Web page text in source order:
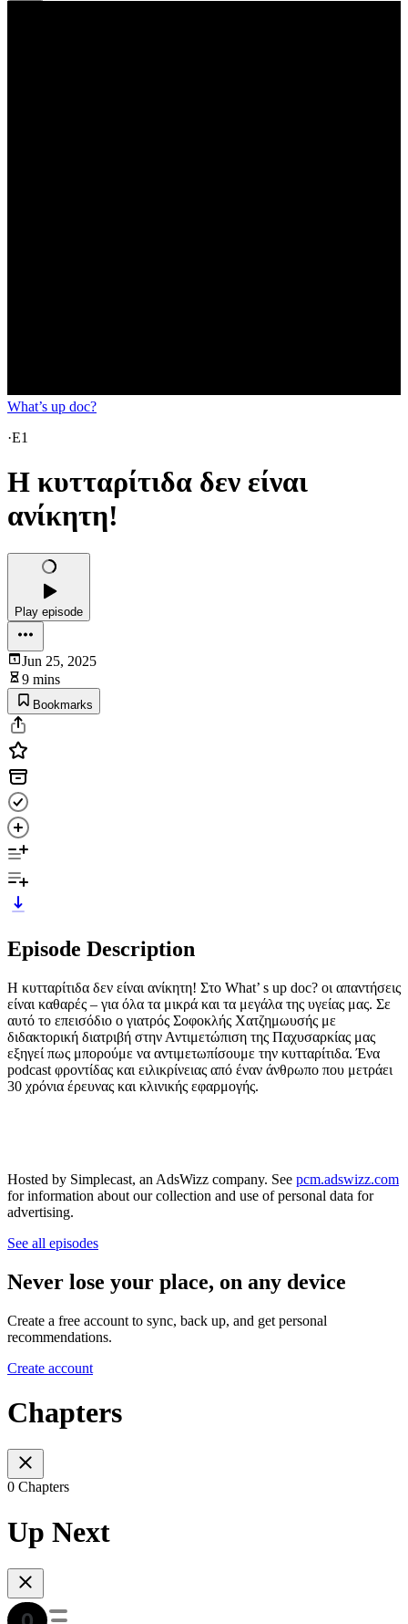
What’s up doc?
·E1
Η κυτταρίτιδα δεν είναι
ανίκητη!
Play episode
Jun 25, 2025
9 mins
Bookmarks
Episode Description
Η κυτταρίτιδα δεν είναι ανίκητη! Στο What’ s up doc? οι απαντήσεις
είναι καθαρές – για όλα τα μικρά και τα μεγάλα της υγείας μας. Σε
αυτό το επεισόδιο ο γιατρός Σοφοκλής Χατζημωυσής με
διδακτορική διατριβή στην Αντιμετώπιση της Παχυσαρκίας μας
εξηγεί πως μπορούμε να αντιμετωπίσουμε την κυτταρίτιδα. Ένα
podcast φροντίδας και ειλικρίνειας από έναν άνθρωπο που μετράει
30 χρόνια έρευνας και κλινικής εφαρμογής.
Hosted by Simplecast, an AdsWizz company. See pcm.adswizz.com
for information about our collection and use of personal data for
advertising.
See all episodes
Never lose your place, on any device
Create a free account to sync, back up, and get personal
recommendations.
Create account
Chapters
0 Chapters
Up Next